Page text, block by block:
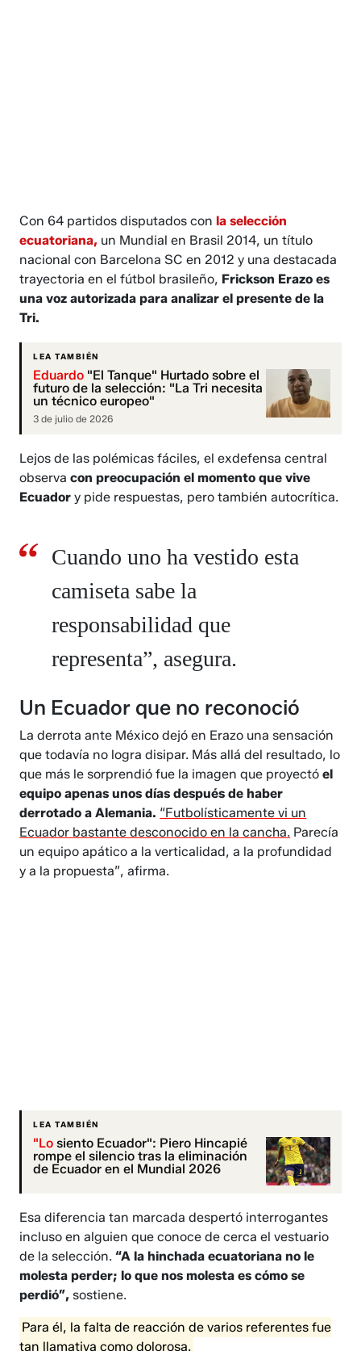
Con 64 partidos disputados con la selección
ecuatoriana, un Mundial en Brasil 2014, un título
nacional con Barcelona SC en 2012 y una destacada
trayectoria en el fútbol brasileño, Frickson Erazo es
una voz autorizada para analizar el presente de la
Tri.
LEA TAMBIÉN
Eduardo "El Tanque" Hurtado sobre el
futuro de la selección: "La Tri necesita
un técnico europeo"
3 de julio de 2026
Lejos de las polémicas fáciles, el exdefensa central
observacon preocupación el momento que vive
Ecuador y pide respuestas, pero también autocrítica.
Cuando uno ha vestido esta
camiseta sabe la
responsabilidad que
representa”, asegura.​​​​
Un Ecuador que no reconoció
​​​​​​La derrota ante México dejó en Erazo una sensación
que todavía no logra disipar. Más allá del resultado, lo
que más le sorprendió fue la imagen que proyectóel
equipo apenas unos días después de haber
derrotado a Alemania. “Futbolísticamente vi un
Ecuador bastante desconocido en la cancha. Parecía
un equipo apático a la verticalidad, a la profundidad
y a la propuesta”, afirma.
LEA TAMBIÉN
"Lo siento Ecuador": Piero Hincapié
rompe el silencio tras la eliminación
de Ecuador en el Mundial 2026
Esa diferencia tan marcada despertó interrogantes
incluso en alguien que conoce de cerca el vestuario
de la selección.“A la hinchada ecuatoriana no le
molesta perder; lo que nos molesta es cómo se
perdió”, sostiene.
Para él, la falta de reacción de varios referentes fue
tan llamativa como dolorosa.